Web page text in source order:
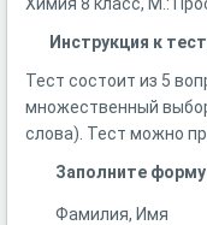
Инструкция к
Тест состоит из 5
множественный
слова). Тест можно
Заполните форму
Фамилия, Имя